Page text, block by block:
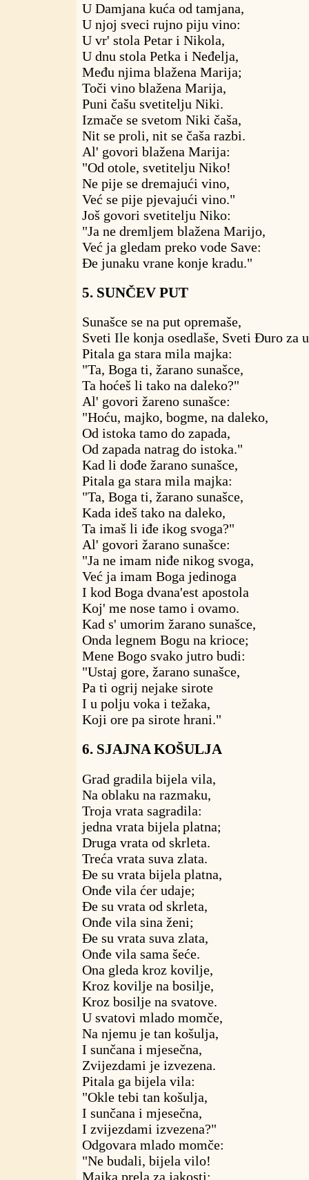
U Damjana kuća od tamjana,
U njoj sveci rujno piju vino:
U vr' stola Petar i Nikola,
U dnu stola Petka i Neđelja,
Među njima blažena Marija;
Toči vino blažena Marija,
Puni čašu svetitelju Niki.
Izmače se svetom Niki čaša,
Nit se proli, nit se čaša razbi.
Al' govori blažena Marija:
"Od otole, svetitelju Niko!
Ne pije se dremajući vino,
Već se pije pjevajući vino."
Još govori svetitelju Niko:
"Ja ne dremljem blažena Marijo,
Već ja gledam preko vode Save:
Đe junaku vrane konje kradu."
5. SUNČEV PUT
Sunašce se na put opremaše,
Sveti Ile konja osedlaše, Sveti Đuro za
Pitala ga stara mila majka:
"Ta, Boga ti, žarano sunašce,
Ta hoćeš li tako na daleko?"
Al' govori žareno sunašce:
"Hoću, majko, bogme, na daleko,
Od istoka tamo do zapada,
Od zapada natrag do istoka."
Kad li dođe žarano sunašce,
Pitala ga stara mila majka:
"Ta, Boga ti, žarano sunašce,
Kada ideš tako na daleko,
Ta imaš li iđe ikog svoga?"
Al' govori žarano sunašce:
"Ja ne imam niđe nikog svoga,
Već ja imam Boga jedinoga
I kod Boga dvana'est apostola
Koj' me nose tamo i ovamo.
Kad s' umorim žarano sunašce,
Onda legnem Bogu na krioce;
Mene Bogo svako jutro budi:
"Ustaj gore, žarano sunašce,
Pa ti ogrij nejake sirote
I u polju voka i težaka,
Koji ore pa sirote hrani."
6. SJAJNA KOŠULJA
Grad gradila bijela vila,
Na oblaku na razmaku,
Troja vrata sagradila:
jedna vrata bijela platna;
Druga vrata od skrleta.
Treća vrata suva zlata.
Đe su vrata bijela platna,
Onđe vila ćer udaje;
Đe su vrata od skrleta,
Onđe vila sina ženi;
Đe su vrata suva zlata,
Onđe vila sama šeće.
Ona gleda kroz kovilje,
Kroz kovilje na bosilje,
Kroz bosilje na svatove.
U svatovi mlado momče,
Na njemu je tan košulja,
I sunčana i mjesečna,
Zvijezdami je izvezena.
Pitala ga bijela vila:
"Okle tebi tan košulja,
I sunčana i mjesečna,
I zvijezdami izvezena?"
Odgovara mlado momče:
"Ne budali, bijela vilo!
Majka prela za jakosti;